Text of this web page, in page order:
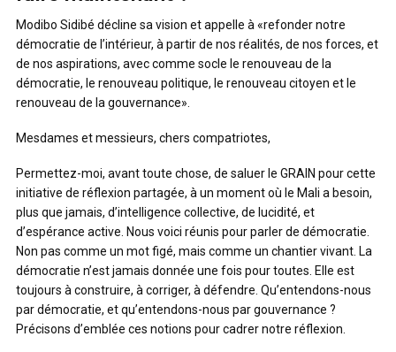
Modibo Sidibé décline sa vision et appelle à «refonder notre
démocratie de l’intérieur, à partir de nos réalités, de nos forces, et
de nos aspirations, avec comme socle le renouveau de la
démocratie, le renouveau politique, le renouveau citoyen et le
renouveau de la gouvernance».
Mesdames et messieurs, chers compatriotes,
Permettez-moi, avant toute chose, de saluer le GRAIN pour cette
initiative de réflexion partagée, à un moment où le Mali a besoin,
plus que jamais, d’intelligence collective, de lucidité, et
d’espérance active. Nous voici réunis pour parler de démocratie.
Non pas comme un mot figé, mais comme un chantier vivant. La
démocratie n’est jamais donnée une fois pour toutes. Elle est
toujours à construire, à corriger, à défendre. Qu’entendons-nous
par démocratie, et qu’entendons-nous par gouvernance ?
Précisons d’emblée ces notions pour cadrer notre réflexion.